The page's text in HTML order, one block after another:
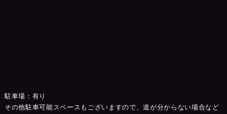
駐車場：有り
その他駐車可能スペースもございますので、道が分からない場合など